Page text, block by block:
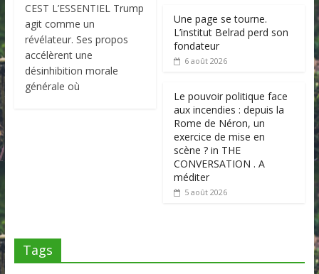
CEST L’ESSENTIEL Trump
agit comme un
révélateur. Ses propos
accélèrent une
désinhibition morale
générale où
Une page se tourne.
L’institut Belrad perd son
fondateur
6 août 2026
Le pouvoir politique face
aux incendies : depuis la
Rome de Néron, un
exercice de mise en
scène ? in THE
CONVERSATION . A
méditer
5 août 2026
Tags